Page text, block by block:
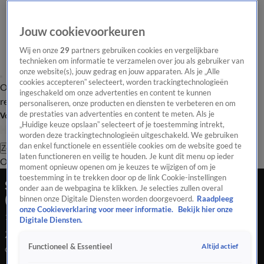
Overzicht Laatste nieuws Regionieuws Het beste van Hart
Tip de
redactie
Volg Hart van Nederland
Zoeken
OverzichtRegioUitzendingenWeerTip de redactiePanelVideo's
Schermen uit, spelletjes aan: Daan (12) en Joep
(10) leven zes weken 'offline'
1 sep 2025, 22:02
Zes weken zonder telefoon, tablet of gameconsole: bijna
ondenkbaar voor kinderen van nu. Maar Daan (12) en Joep
Jouw cookievoorkeuren
Wij en onze29 partners gebruiken cookies en vergelijkbare
technieken om informatie te verzamelen over jou als gebruiker van
onze website(s), jouw gedrag en jouw apparaten. Als je „Alle
cookies accepteren” selecteert, worden trackingtechnologieën
ingeschakeld om onze advertenties en content te kunnen
personaliseren, onze producten en diensten te verbeteren en om
de prestaties van advertenties en content te meten. Als je
„Huidige keuze opslaan” selecteert of je toestemming intrekt,
worden deze trackingtechnologieën uitgeschakeld. We gebruiken
dan enkel functionele en essentiële cookies om de website goed te
laten functioneren en veilig te houden. Je kunt dit menu op ieder
moment opnieuw openen om je keuzes te wijzigen of om je
toestemming in te trekken door op de link Cookie-instellingen
onder aan de webpagina te klikken. Je selecties zullen overal
binnen onze Digitale Diensten worden doorgevoerd. Raadpleeg
onze Cookieverklaring voor meer informatie.
Bekijk hier onze
Digitale Diensten.
Functioneel & Essentieel Altijd actief